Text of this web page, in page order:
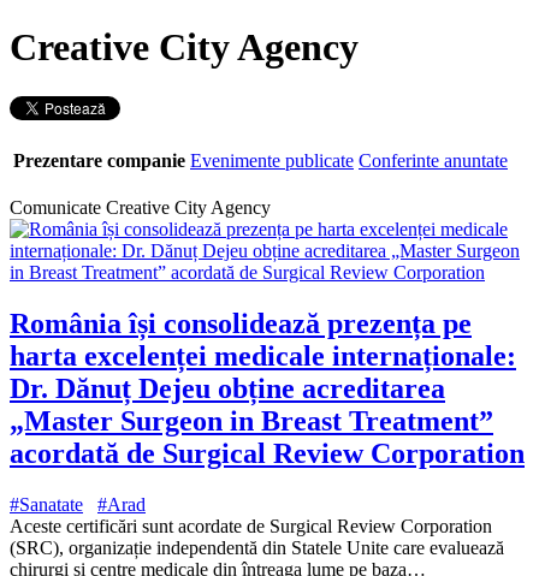
Creative City Agency
Prezentare companie Evenimente publicate Conferinte anuntate
Comunicate Creative City Agency
România își consolidează prezența pe
harta excelenței medicale internaționale:
Dr. Dănuț Dejeu obține acreditarea
„Master Surgeon in Breast Treatment”
acordată de Surgical Review Corporation
#Sanatate
#Arad
Aceste certificări sunt acordate de Surgical Review Corporation
(SRC), organizație independentă din Statele Unite care evaluează
chirurgi și centre medicale din întreaga lume pe baza…